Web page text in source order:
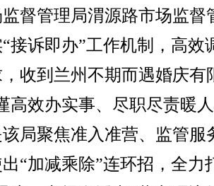
督管理局渭源路市场监督
接诉即办”工作机制，高效
收到兰州不期而遇婚庆有
高效办实事、尽职尽责暖
局聚焦准入准营、监管服
“加减乘除”连环招，全力